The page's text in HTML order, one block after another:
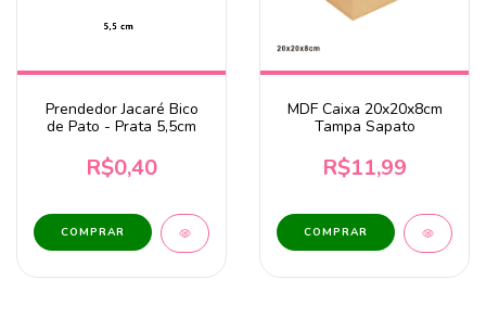
Prendedor Jacaré Bico
de Pato - Prata 5,5cm
R$0,40
MDF Caixa 20x20x8cm
Tampa Sapato
R$11,99